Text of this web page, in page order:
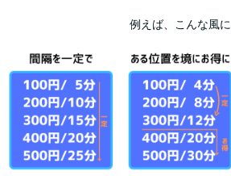
例えば、こんな風に